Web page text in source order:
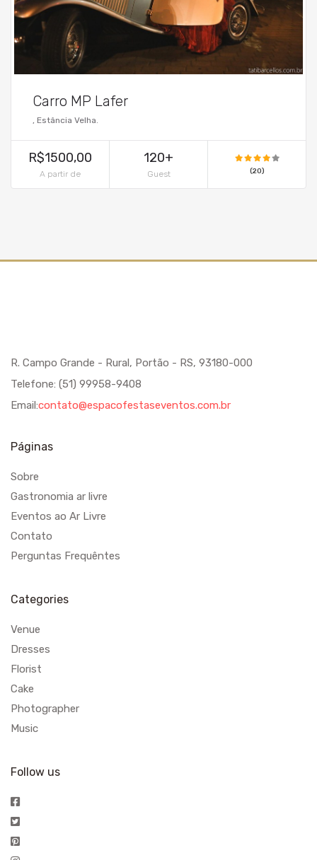
Carro MP Lafer
, Estância Velha.
R$1500,00
A partir de
120+
Guest (20)
R. Campo Grande - Rural, Portão - RS, 93180-000
Telefone: (51) 99958-9408
Email:contato@espacofestaseventos.com.br
Páginas
Sobre
Gastronomia ar livre
Eventos ao Ar Livre
Contato
Perguntas Frequêntes
Categories
Venue
Dresses
Florist
Cake
Photographer
Music
Follow us